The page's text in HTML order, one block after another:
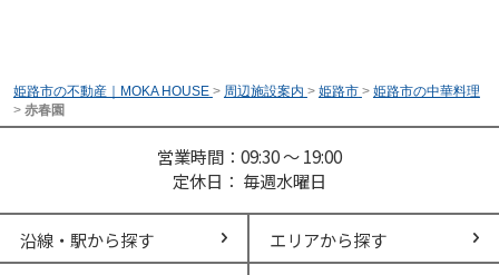
姫路市の不動産｜MOKA HOUSE > 周辺施設案内 > 姫路市 > 姫路市の中華料理
> 赤春園
営業時間：09:30 ～ 19:00
定休日： 毎週水曜日
沿線・駅から探す エリアから探す